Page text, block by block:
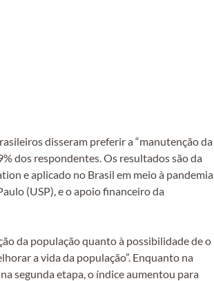
disseram preferir a “manutenção da
dos respondentes. Os resultados são da
e aplicado no Brasil em meio à pandemia
(USP), e o apoio financeiro da
da população quanto à possibilidade de o
a vida da população”. Enquanto na
segunda etapa, o índice aumentou para